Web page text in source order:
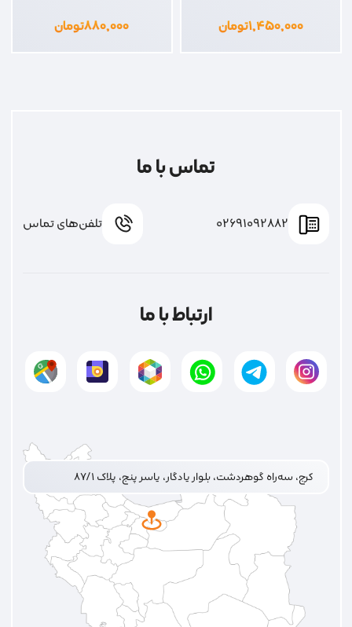
۱,۴۵۰,۰۰۰تومان ۸۸۰,۰۰۰تومان
تماس با ما
02691092882 تلفن‌های تماس
ارتباط با ما
کرج، سه‌راه گوهردشت، بلوار یادگار، یاسر پنج، پلاک ۸۷/۱